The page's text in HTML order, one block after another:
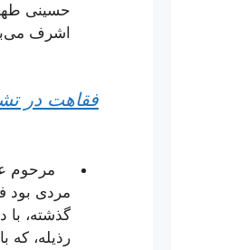
حسینی
اشرف
فقاهت در
مرحوم
مردی بود
گذشته،
رذیله، که